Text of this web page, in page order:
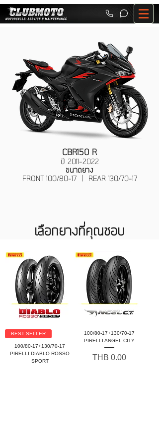
CBR150 R
ปี 2011-2022
ขนาดยาง
FRONT 100/80-17 | REAR 130/70-17
เลือกยางที่คุณชอบ
BEST SELLER
100/80-17+130/70-17
PIRELLI DIABLO ROSSO
SPORT
100/80-17+130/70-17
PIRELLI ANGEL CITY
Price
THB 0.00